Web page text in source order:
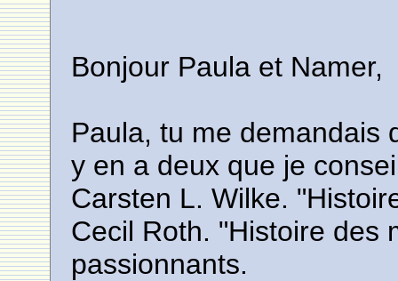
Bonjour Paula et Namer,
Paula, tu me demandais
y en a deux que je
Carsten L. Wilke.
Cecil Roth. "Histoire des
passionnants.